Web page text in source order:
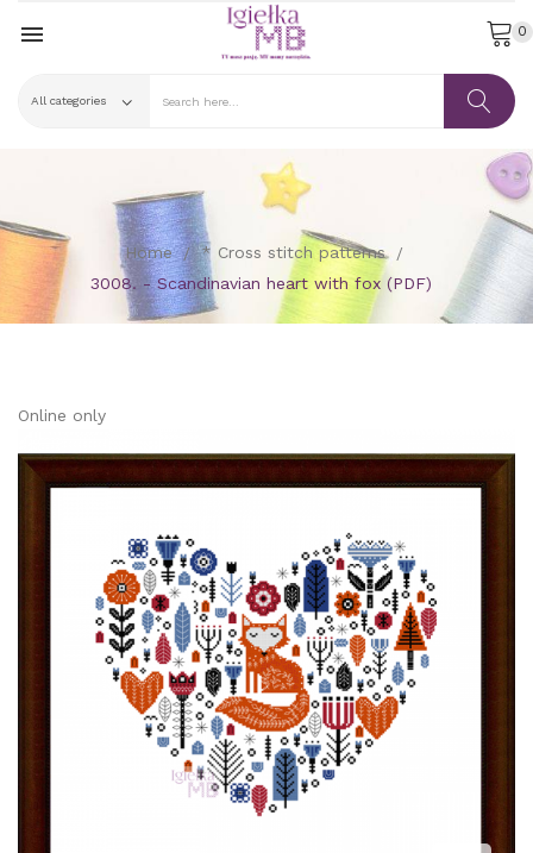
 0
Home
* Cross stitch patterns
3008. - Scandinavian heart with fox (PDF)
Online only